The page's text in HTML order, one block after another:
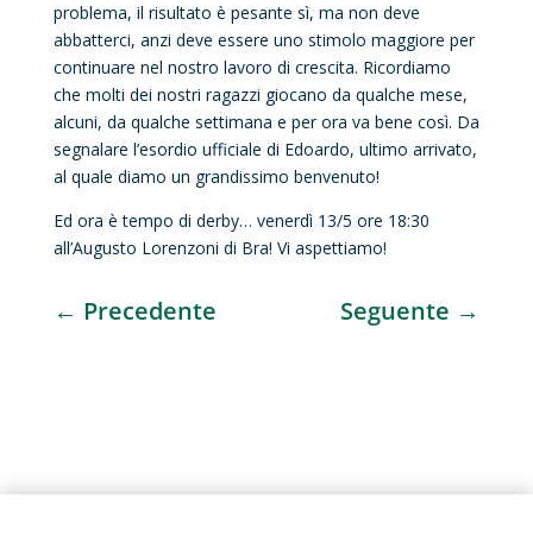
problema, il risultato è pesante sì, ma non deve
abbatterci, anzi deve essere uno stimolo maggiore per
continuare nel nostro lavoro di crescita. Ricordiamo
che molti dei nostri ragazzi giocano da qualche mese,
alcuni, da qualche settimana e per ora va bene così. Da
segnalare l’esordio ufficiale di Edoardo, ultimo arrivato,
al quale diamo un grandissimo benvenuto!
Ed ora è tempo di derby… venerdì 13/5 ore 18:30
all’Augusto Lorenzoni di Bra! Vi aspettiamo!
← Precedente Seguente →